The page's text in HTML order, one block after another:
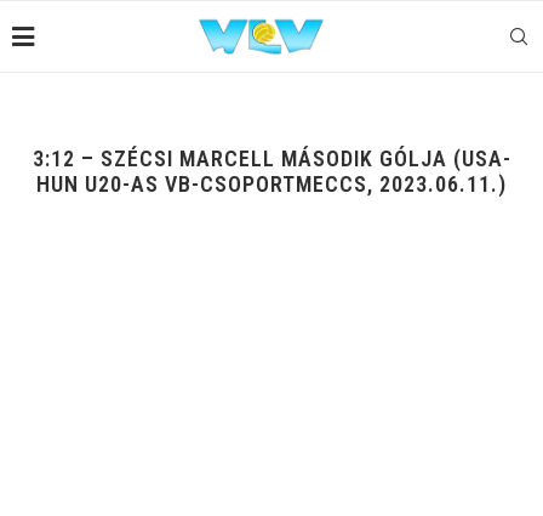
3:12 – SZÉCSI MARCELL MÁSODIK GÓLJA (USA-
HUN U20-AS VB-CSOPORTMECCS, 2023.06.11.)